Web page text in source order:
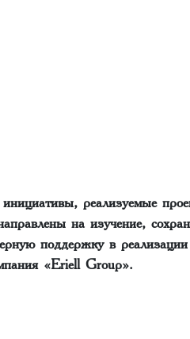
инициативы, реализуемые
на изучение,
поддержку в
«Eriell Group».